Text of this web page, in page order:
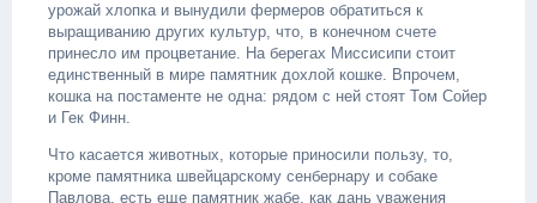
урожай хлопка и вынудили фермеров обратиться к
выращиванию других культур, что, в конечном счете
принесло им процветание. На берегах Миссисипи стоит
единственный в мире памятник дохлой кошке. Впрочем,
кошка на постаменте не одна: рядом с ней стоят Том Сойер
и Гек Финн.
Что касается животных, которые приносили пользу, то,
кроме памятника швейцарскому сенбернару и собаке
Павлова, есть еще памятник жабе, как дань уважения